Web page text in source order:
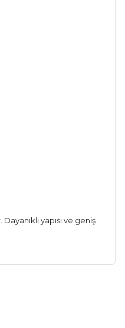
yapısı ve geniş